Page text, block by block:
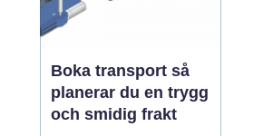
Boka transport så
planerar du en trygg
och smidig frakt